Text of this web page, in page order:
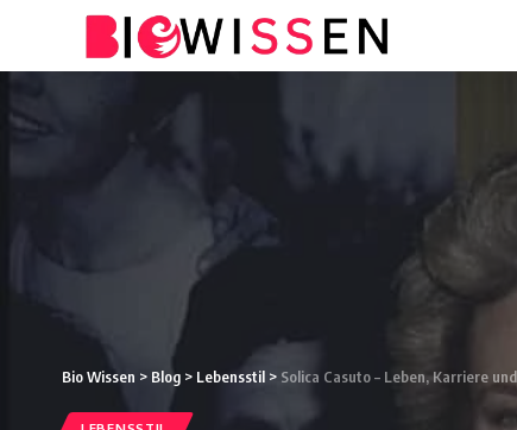
Bio Wissen > Blog > Lebensstil > Solica Casuto – Leben, Karriere